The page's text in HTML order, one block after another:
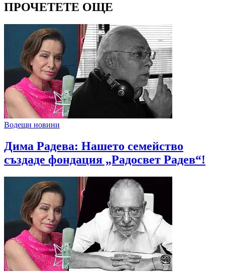
ПРОЧЕТЕТЕ ОЩЕ
Водещи новини
Дима Радева: Нашето семейство
създаде фондация „Радосвет Радев“!